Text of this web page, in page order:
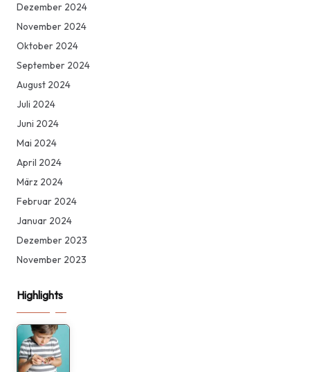
Dezember 2024
November 2024
Oktober 2024
September 2024
August 2024
Juli 2024
Juni 2024
Mai 2024
April 2024
März 2024
Februar 2024
Januar 2024
Dezember 2023
November 2023
Highlights